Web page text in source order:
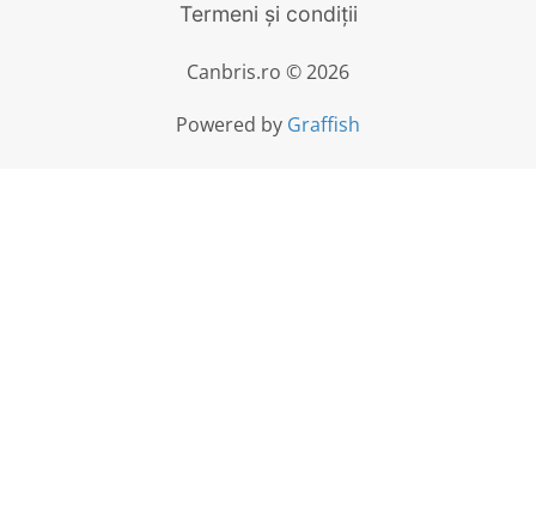
Termeni și condiții
Canbris.ro © 2026
Powered by Graffish